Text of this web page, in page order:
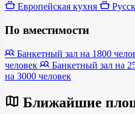
Европейская кухня
По вместимости
Банкетный зал на 1800
человек
Банкетный зал на
на 3000 человек
Ближайшие